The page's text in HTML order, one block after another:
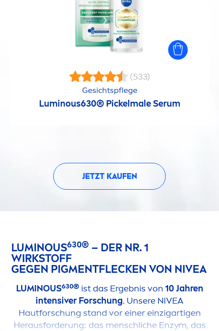
(533)
Gesichtspflege
Luminous630® Pickelmale Serum
JETZT KAUFEN
LUMINOUS630® – DER NR. 1
WIRKSTOFF
GEGEN PIGMENTFLECKEN VON NIVEA
LUMINOUS630®ist das Ergebnis von 10 Jahren
intensiver Forschung. Unsere NIVEA
Hautforschung stand vor einer einzigartigen
Herausforderung: das menschliche Enzym, das